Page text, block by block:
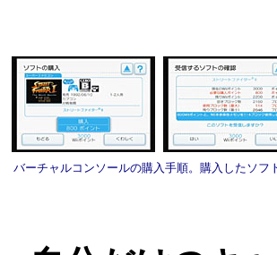
バーチャルコンソールの購入手順。購入したソフ